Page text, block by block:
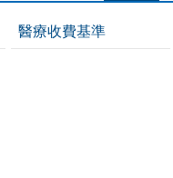
醫療收費基準